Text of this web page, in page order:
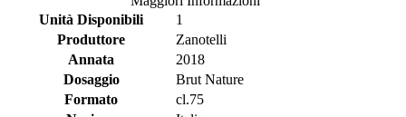
Unità Disponibili
1
Produttore
Zanotelli
Annata
2018
Dosaggio
Brut Nature
Formato
cl.75